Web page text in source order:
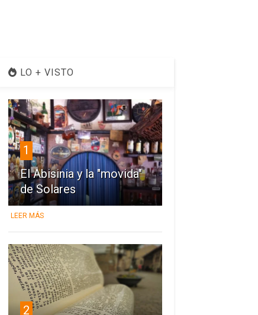
LO + VISTO
1
El Abisinia y la "movida"
de Solares
LEER MÁS
2